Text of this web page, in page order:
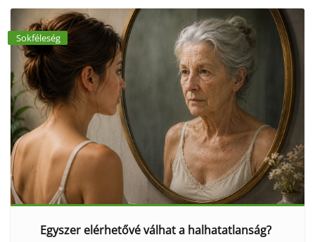
Sokféleség
Egyszer elérhetővé válhat a halhatatlanság?